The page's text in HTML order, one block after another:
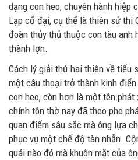
dạng con heo, chuyên hành hiệp
Lạp cổ đại, cụ thể là thiên sử thi
đoàn thủy thủ thuộc con tàu anh
thành lợn.
Cách lý giải thứ hai thiên về tiểu
một câu thoại trở thành kinh
con heo, còn hơn là một tên
chính tôn thờ nay đã theo phe
quan điểm sâu sắc mà ông lựa
phục vụ một chế độ tàn nhẫn.
quái nào đó mà khuôn mặt của